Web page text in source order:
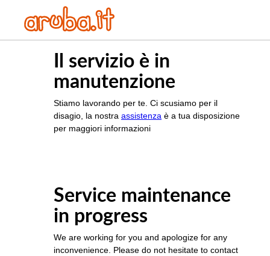
Il servizio è in
manutenzione
Stiamo lavorando per te. Ci scusiamo per il
disagio, la nostra assistenza è a tua disposizione
per maggiori informazioni
Service maintenance
in progress
We are working for you and apologize for any
inconvenience. Please do not hesitate to contact